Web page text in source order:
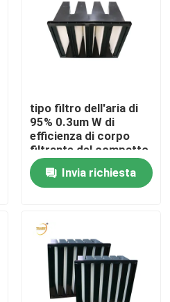
tipo filtro dell'aria di
95% 0.3um W di
efficienza di corpo
filtrante del compatto
per il sistema di HVAC
Invia richiesta